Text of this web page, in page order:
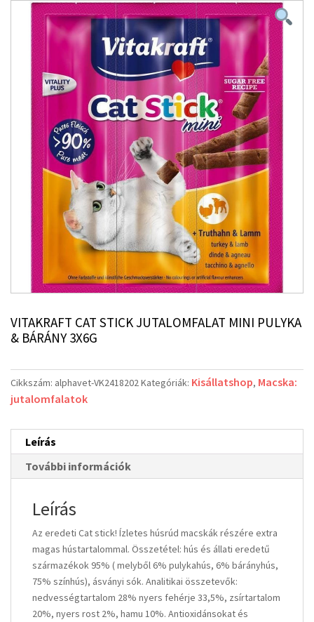
VITAKRAFT CAT STICK JUTALOMFALAT MINI PULYKA
& BÁRÁNY 3X6G
Cikkszám: alphavet-VK2418202Kategóriák: Kisállatshop, Macska:
jutalomfalatok
Leírás
További információk
Leírás
Az eredeti Cat stick! Ízletes húsrúd macskák részére extra
magas hústartalommal. Összetétel: hús és állati eredetű
származékok 95% ( melyből 6% pulykahús, 6% bárányhús,
75% színhús), ásványi sók. Analitikai összetevők:
nedvességtartalom 28% nyers fehérje 33,5%, zsírtartalom
20%, nyers rost 2%, hamu 10%. Antioxidánsokat és